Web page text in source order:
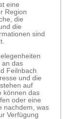
eine
Region
die
die
sind
an das
Feilnbach
und die
auf
können das
oder eine
nachdem, was
Verfügung